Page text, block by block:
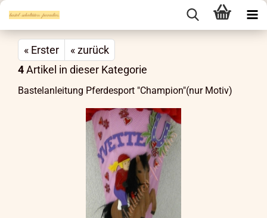
« Erster
« zurück
4Artikel in dieser Kategorie
Bastelanleitung Pferdesport "Champion"(nur Motiv)